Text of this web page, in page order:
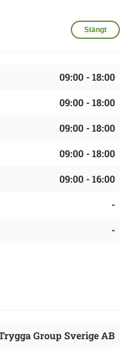
Stängt
09:00 - 18:00
09:00 - 18:00
09:00 - 18:00
09:00 - 18:00
09:00 - 16:00
-
-
Group Sverige AB